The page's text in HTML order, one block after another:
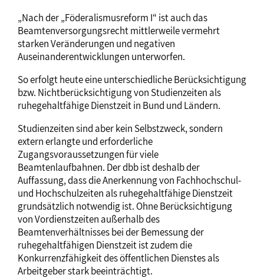
„Nach der „Föderalismusreform I“ ist auch das
Beamtenversorgungsrecht mittlerweile vermehrt
starken Veränderungen und negativen
Auseinanderentwicklungen unterworfen.
So erfolgt heute eine unterschiedliche Berücksichtigung
bzw. Nichtberücksichtigung von Studienzeiten als
ruhegehaltfähige Dienstzeit in Bund und Ländern.
Studienzeiten sind aber kein Selbstzweck, sondern
extern erlangte und erforderliche
Zugangsvoraussetzungen für viele
Beamtenlaufbahnen. Der dbb ist deshalb der
Auffassung, dass die Anerkennung von Fachhochschul-
und Hochschulzeiten als ruhegehaltfähige Dienstzeit
grundsätzlich notwendig ist. Ohne Berücksichtigung
von Vordienstzeiten außerhalb des
Beamtenverhältnisses bei der Bemessung der
ruhegehaltfähigen Dienstzeit ist zudem die
Konkurrenzfähigkeit des öffentlichen Dienstes als
Arbeitgeber stark beeinträchtigt.